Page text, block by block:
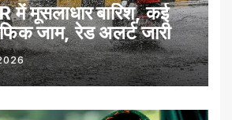
मूसलाधार बारिश, कई
जाम, रेड अलर्ट जारी